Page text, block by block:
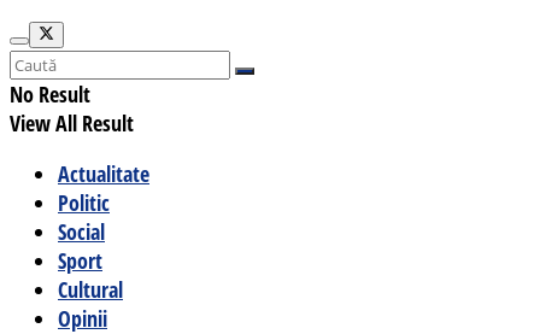
No Result
View All Result
Actualitate
Politic
Social
Sport
Cultural
Opinii